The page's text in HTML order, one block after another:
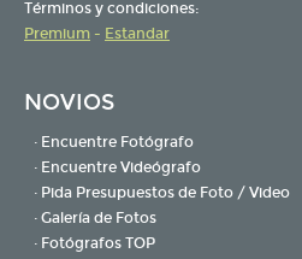
Términos y condiciones:
Premium - Estandar
NOVIOS
· Encuentre Fotógrafo
· Encuentre Videógrafo
· Pida Presupuestos de Foto / Video
· Galería de Fotos
· Fotógrafos TOP